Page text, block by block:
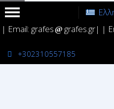
| Email: grafes
grafes.gr| |
+302310557185